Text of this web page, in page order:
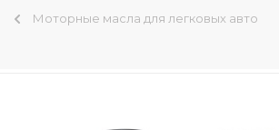
Моторные масла для легковых авто